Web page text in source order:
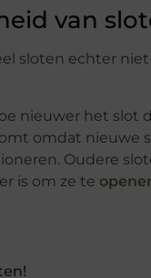
van
sloten echter
nieuwer het slot
omdat nieuwe
Oudere
is om ze te